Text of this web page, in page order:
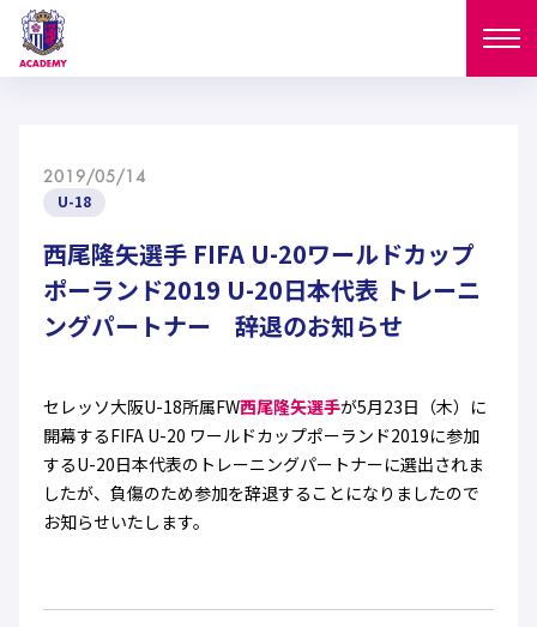
U-18 U-15
U-12 ガールズU-18
ガールズU-15 セレクション
試合日程
MATCH
U-18 U-15
西U-15 和歌山U-15
U-12
選手
U-18 U-15
西U-15
スタッフ
セレクション
SELECTION
セレクション
アカデミー
フィロソフィー
セレッソ大阪 レディース
2019/05/14
U-18
西尾隆矢選手 FIFA U-20ワールドカップ
ポーランド2019 U-20日本代表 トレーニ
ングパートナー 辞退のお知らせ
セレッソ大阪U-18所属FW西尾隆矢選手が5月23日（木）に
開幕するFIFA U-20 ワールドカップポーランド2019に参加
するU-20日本代表のトレーニングパートナーに選出されま
したが、負傷のため参加を辞退することになりましたので
お知らせいたします。